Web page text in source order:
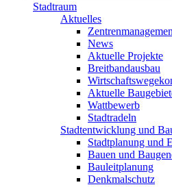
Stadtraum
Aktuelles
News
Aktuelle Projekte
Breitbandausbau
Aktuelle
Wattbewerb
Stadtradeln
Stadtentwicklung und
Stadtplanung und
Bauen und
Bauleitplanung
Denkmalschutz